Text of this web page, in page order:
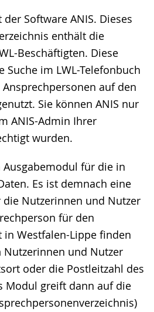
Software ANIS. Dieses
enthält die
Beschäftigten. Diese
Suche im LWL-Telefonbuch
auf den
Sie können ANIS nur
ANIS-Admin Ihrer
wurden.
für die in
Es ist demnach eine
die Nutzerinnen und Nutzer
für den
Westfalen-Lippe finden
Nutzerinnen und Nutzer
oder die Postleitzahl des
Modul greift dann auf die